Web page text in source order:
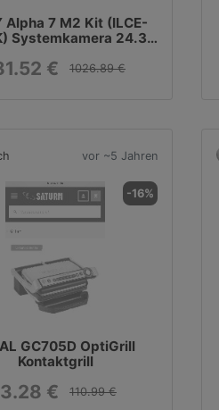
Alpha 7 M2 Kit (ILCE-
Systemkamera 24.3
cm Display, WLAN mit
€ 1026.89 €
vor ~5 Jahren
-16%
GC705D OptiGrill
Kontaktgrill
€ 110.99 €